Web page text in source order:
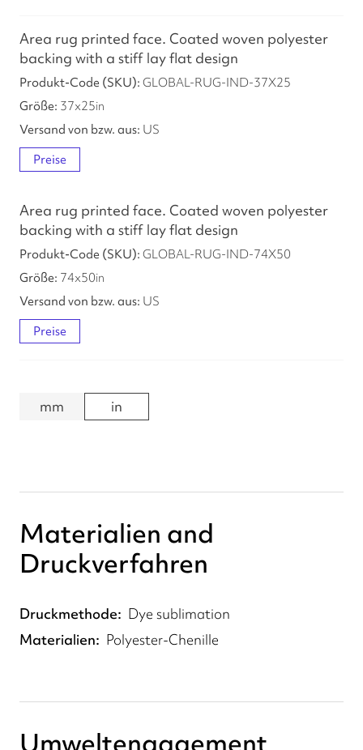
Area rug printed face. Coated woven polyester
backing with a stiff lay flat design
GLOBAL-RUG-IND-37X25
37x25in
US
Preise
Area rug printed face. Coated woven polyester
backing with a stiff lay flat design
GLOBAL-RUG-IND-74X50
74x50in
US
Preise
mm in
Materialien and
Druckverfahren
Druckmethode
Dye sublimation
Materialien
Polyester-Chenille